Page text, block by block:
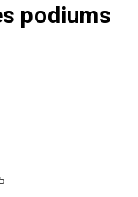
podiums